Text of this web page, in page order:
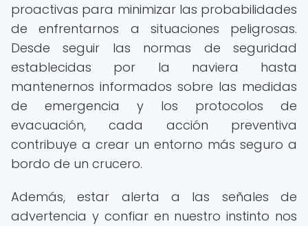
proactivas para minimizar las probabilidades
de enfrentarnos a situaciones peligrosas.
Desde seguir las normas de seguridad
establecidas por la naviera hasta
mantenernos informados sobre las medidas
de emergencia y los protocolos de
evacuación, cada acción preventiva
contribuye a crear un entorno más seguro a
bordo de un crucero.
Además, estar alerta a las señales de
advertencia y confiar en nuestro instinto nos